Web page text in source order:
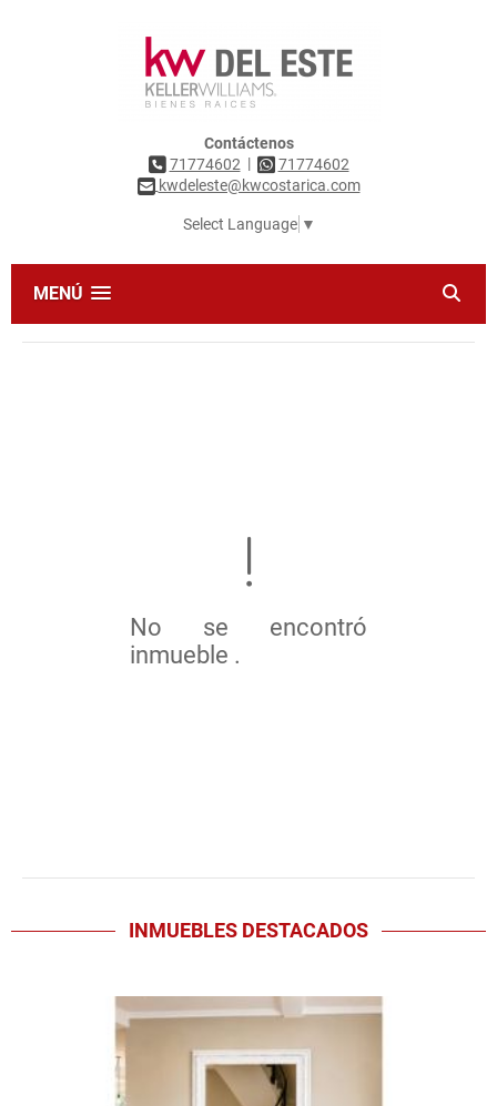
Contáctenos
71774602 |
71774602
kwdeleste@kwcostarica.com
Select Language ▼
MENÚ
No se encontró
inmueble .
INMUEBLES DESTACADOS